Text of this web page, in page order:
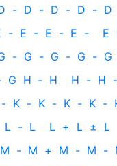
- D - D - D - D
- E - E - E - E
- G - G - G - G
G H ‐ H H - H -
- K - K - K - K -
L - L L + L ± L
M - M + M - M -